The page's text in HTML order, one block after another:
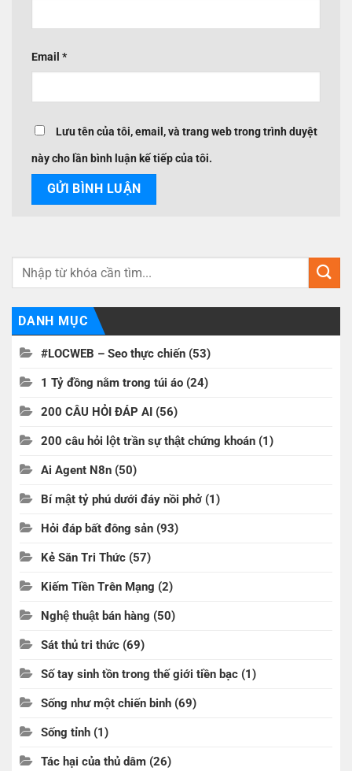
Email *
Lưu tên của tôi, email, và trang web trong trình duyệt
này cho lần bình luận kế tiếp của tôi.
DANH MỤC
#LOCWEB – Seo thực chiến (53)
1 Tỷ đồng nằm trong túi áo (24)
200 CÂU HỎI ĐÁP AI (56)
200 câu hỏi lột trần sự thật chứng khoán (1)
Ai Agent N8n (50)
Bí mật tỷ phú dưới đáy nồi phở (1)
Hỏi đáp bất đông sản (93)
Kẻ Săn Tri Thức (57)
Kiếm Tiền Trên Mạng (2)
Nghệ thuật bán hàng (50)
Sát thủ tri thức (69)
Số tay sinh tồn trong thế giới tiền bạc (1)
Sống như một chiến binh (69)
Sống tỉnh (1)
Tác hại của thủ dâm (26)